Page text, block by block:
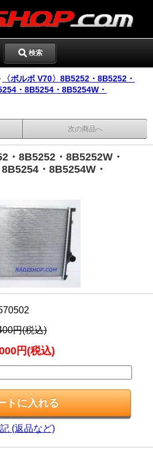
検索
〈ボルボ V70〉8B5252・8B5252・
・8B5254・8B5254W・
次の商品へ
・8B5252・8B5252W・
・8B5254W・
円(税込)
円(税込)
(返品など)